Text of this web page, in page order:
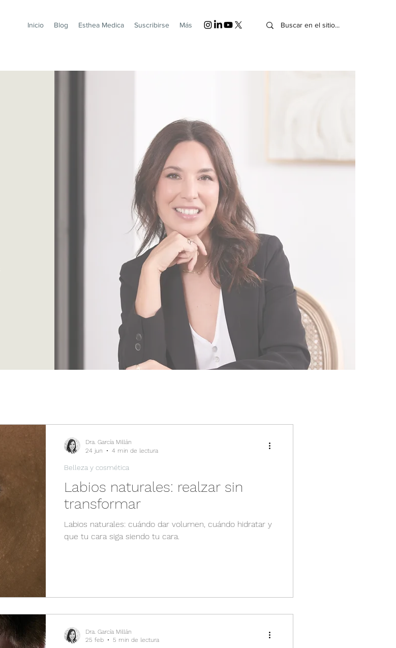
Inicio Blog Esthea Medica Suscribirse Más
Labios naturales: realzar sin
transformar
Labios naturales: cuándo dar volumen, cuándo hidratar y
que tu cara siga siendo tu cara.
Belleza y cosmética
Dra. García Millán
24 jun
4 min de lectura
Dra. García Millán
25 feb
5 min de lectura